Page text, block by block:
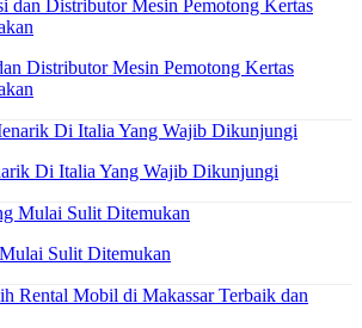
Distributor Mesin Pemotong Kertas
Di Italia Yang Wajib Dikunjungi
Sulit Ditemukan